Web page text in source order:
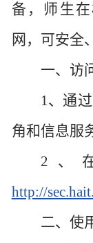
备，师生
网，可安全
一、访
1、通
角和信息服
2、
http://
二、使